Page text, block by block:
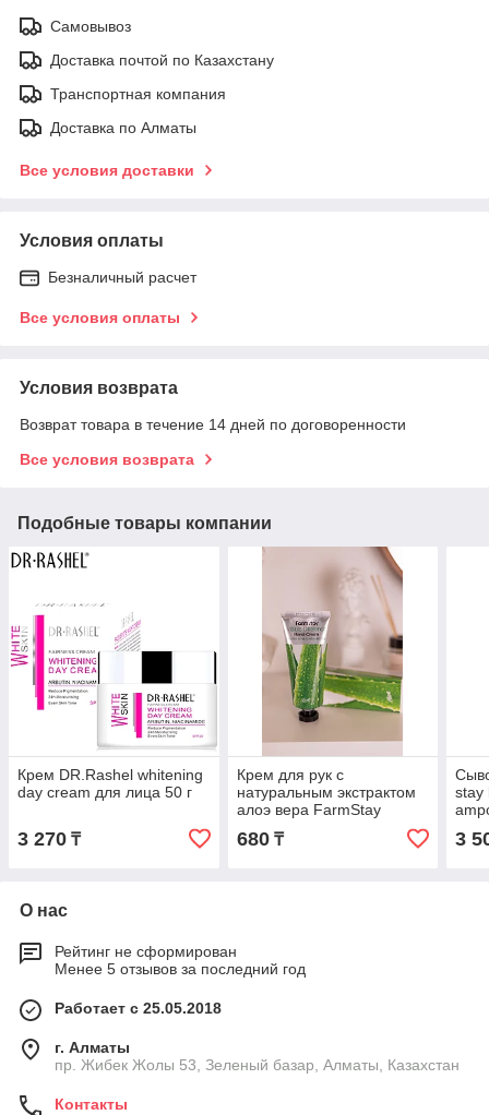
Самовывоз
Доставка почтой по Казахстану
Транспортная компания
Доставка по Алматы
Все условия доставки
Условия оплаты
Безналичный расчет
Все условия оплаты
Условия возврата
Возврат товара в течение 14 дней по договоренности
Все условия возврата
Подобные товары компании
Крем DR.Rashel whitening
day cream для лица 50 г
3 270 ₸
Крем для рук с
натуральным экстрактом
алоэ вера FarmStay
Visible Difference Aloe Vera
Hand Cream
680₸
stay
3
О нас
Рейтинг не сформирован
Менее 5 отзывов за последний год
Работает с 25.05.2018
г. Алматы
пр. Жибек Жолы 53, Зеленый базар, Алматы, Казахстан
Контакты